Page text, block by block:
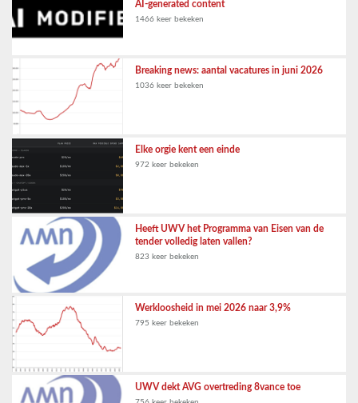
AI-generated content
1466 keer bekeken
Breaking news: aantal vacatures in juni 2026
1036 keer bekeken
Elke orgie kent een einde
972 keer bekeken
Heeft UWV het Programma van Eisen van de
tender volledig laten vallen?
823 keer bekeken
Werkloosheid in mei 2026 naar 3,9%
795 keer bekeken
UWV dekt AVG overtreding 8vance toe